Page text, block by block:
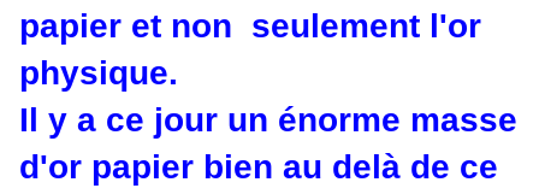
papier et non seulement l'or
physique.
Il y a ce jour un énorme masse
d'or papier bien au delà de ce